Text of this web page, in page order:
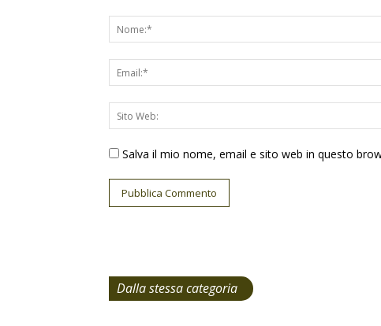
Salva il mio nome, email e sito web in questo
Dalla stessa categoria